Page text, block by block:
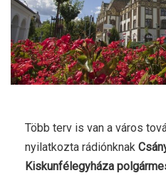
Több terv is van a város
nyilatkozta rádiónknak
Kiskunfélegyháza